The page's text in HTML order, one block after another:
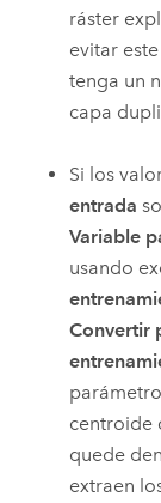
ráster
evitar
tenga un
capa
Si los
entrada
Variable
usando
Convertir
centroide
quede
extraen